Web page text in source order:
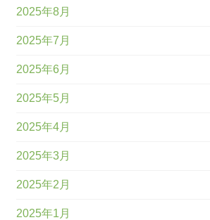
2025年8月
2025年7月
2025年6月
2025年5月
2025年4月
2025年3月
2025年2月
2025年1月